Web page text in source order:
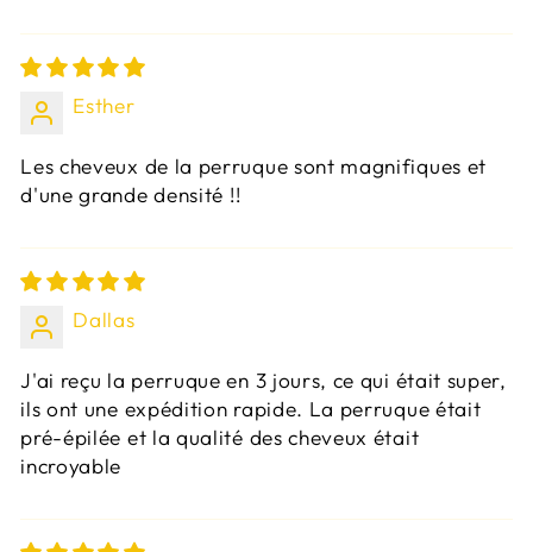
Esther
Les cheveux de la perruque sont magnifiques et
d'une grande densité !!
Dallas
J'ai reçu la perruque en 3 jours, ce qui était super,
ils ont une expédition rapide. La perruque était
pré-épilée et la qualité des cheveux était
incroyable